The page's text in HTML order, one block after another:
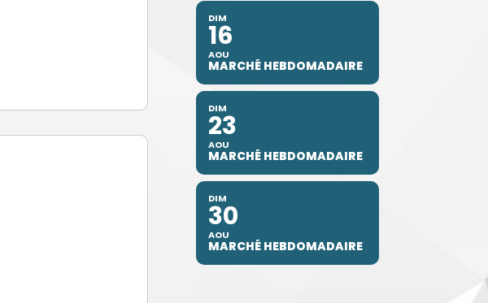
DIM
16
AOU
MARCHÉ HEBDOMADAIRE
DIM
23
AOU
MARCHÉ HEBDOMADAIRE
DIM
30
AOU
MARCHÉ HEBDOMADAIRE